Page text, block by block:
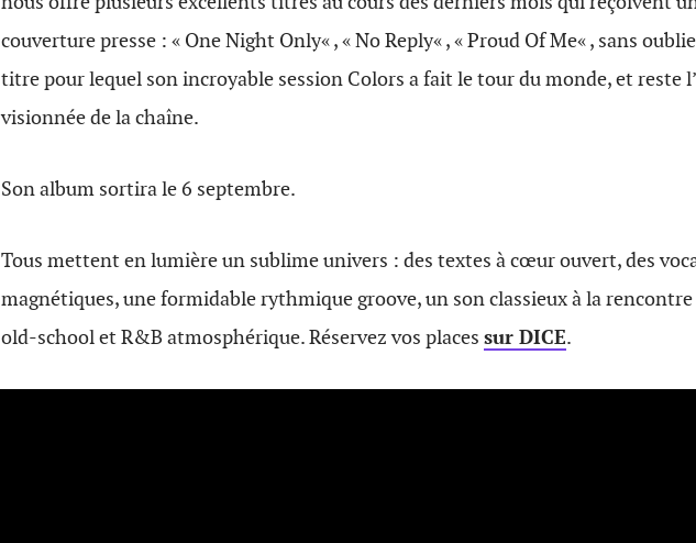
couverture presse : « One Night Only« , « No Reply« , « Proud Of Me« , sans
titre pour lequel son incroyable session Colors a fait le tour du monde, et reste
visionnée de la chaîne.
Son album sortira le 6 septembre.
Tous mettent en lumière un sublime univers : des textes à cœur ouvert, des
magnétiques, une formidable rythmique groove, un son classieux à la
old-school et R&B atmosphérique. Réservez vos places sur DICE.